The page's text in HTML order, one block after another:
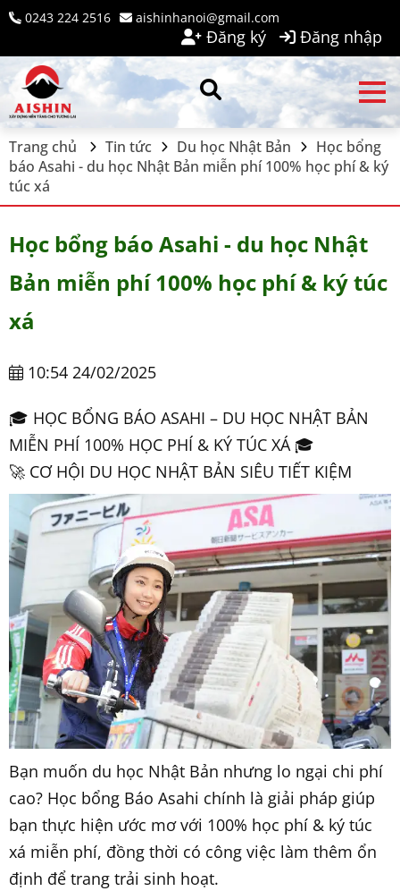
0243 224 2516 aishinhanoi@gmail.com
Đăng ký Đăng nhập
Trang chủ Tin tức Du học Nhật Bản
Học bổng
báo Asahi - du học Nhật Bản miễn phí 100% học phí & ký
túc xá
Học bổng báo Asahi - du học Nhật
Bản miễn phí 100% học phí & ký túc
xá
10:54 24/02/2025
🎓 HỌC BỔNG BÁO ASAHI – DU HỌC NHẬT BẢN
MIỄN PHÍ 100% HỌC PHÍ & KÝ TÚC XÁ 🎓
🚀 CƠ HỘI DU HỌC NHẬT BẢN SIÊU TIẾT KIỆM
Bạn muốn du học Nhật Bản nhưng lo ngại chi phí
cao? Học bổng Báo Asahi chính là giải pháp giúp
bạn thực hiện ước mơ với 100% học phí & ký túc
xá miễn phí, đồng thời có công việc làm thêm ổn
định để trang trải sinh hoạt.